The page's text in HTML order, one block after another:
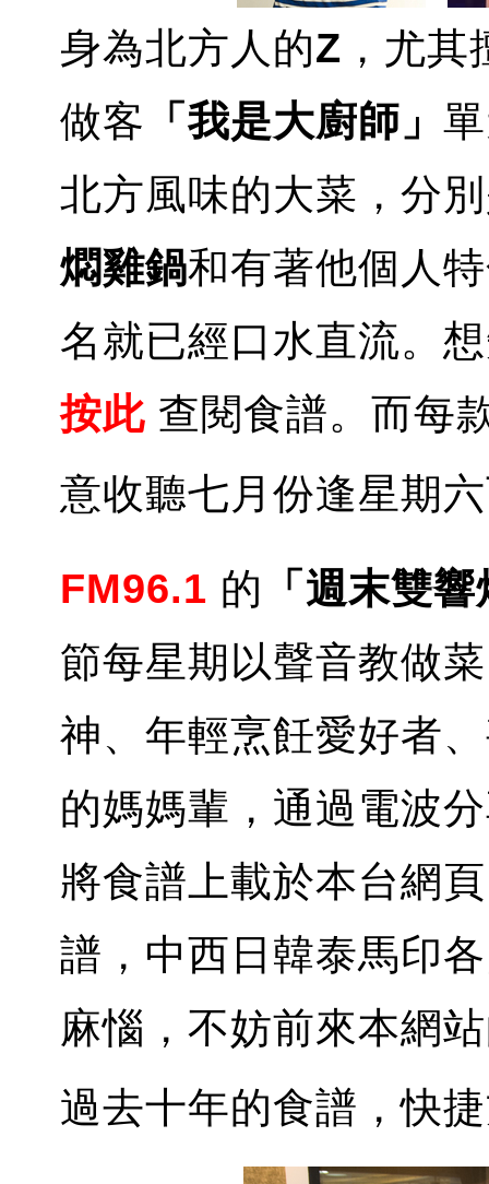
身為北方人的Z ，尤
做客 「我是大廚師」
北方風味的大菜，分
燜雞鍋和有著他個人
名就已經口水直流。
按此 查閱食譜。而每
意收聽七月份逢星期
FM96.1 的 「週末雙
節每星期以聲音教做
神、年輕烹飪愛好者
的媽媽輩，通過電波
將食譜上載於本台網
譜，中西日韓泰馬印
麻惱，不妨前來本網
過去十年的食譜，快